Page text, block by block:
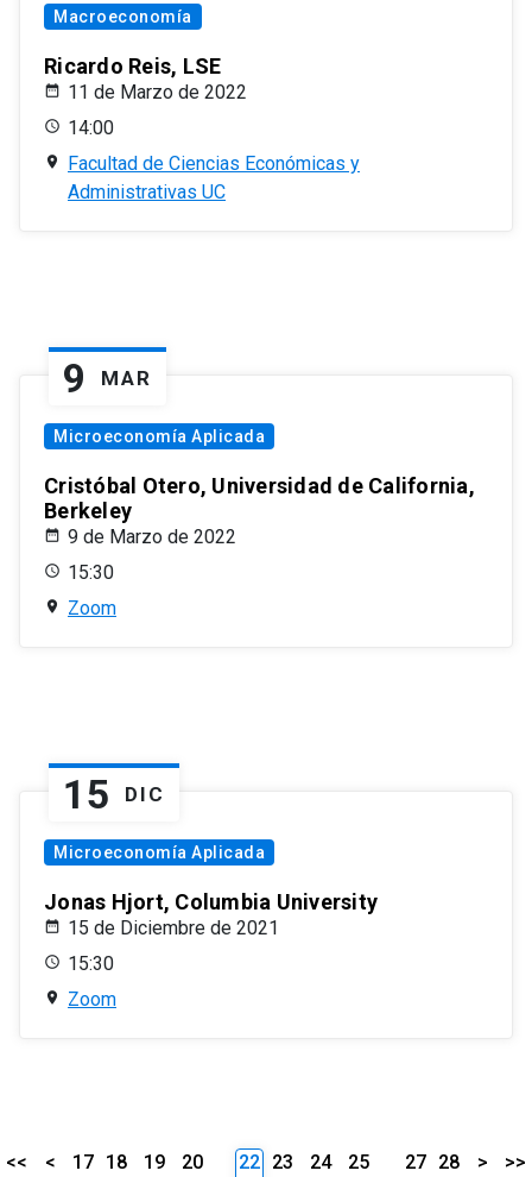
Macroeconomía
Ricardo Reis, LSE
11 de Marzo de 2022
14:00
Facultad de Ciencias Económicas y
Administrativas UC
9 MAR
Microeconomía Aplicada
Cristóbal Otero, Universidad de California,
Berkeley
9 de Marzo de 2022
15:30
Zoom
15 DIC
Microeconomía Aplicada
Jonas Hjort, Columbia University
15 de Diciembre de 2021
15:30
Zoom
<< < 17 18 19
20
22 23 24
25
27 28 > >>